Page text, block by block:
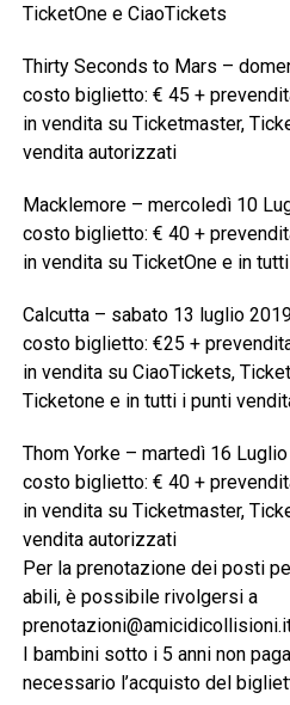
TicketOne e CiaoTickets
Thirty Seconds to Mars –
costo biglietto: € 45 +
in vendita su Ticketmaster,
vendita autorizzati
Macklemore – mercoledì 10
costo biglietto: € 40 +
in vendita su TicketOne e in
Calcutta – sabato 13 luglio
costo biglietto: €25 +
in vendita su CiaoTickets,
Ticketone e in tutti i punti
Thom Yorke – martedì 16
costo biglietto: € 40 +
in vendita su Ticketmaster,
vendita autorizzati
Per la prenotazione dei posti
abili, è possibile rivolgersi a
I bambini sotto i 5 anni non
necessario l’acquisto del